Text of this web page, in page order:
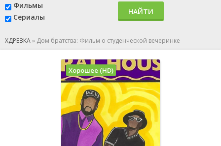
Фильмы
Сериалы
НАЙТИ
ХДРЕЗКА» Дом братства: Фильм о студенческой вечеринке
Хорошее (HD)